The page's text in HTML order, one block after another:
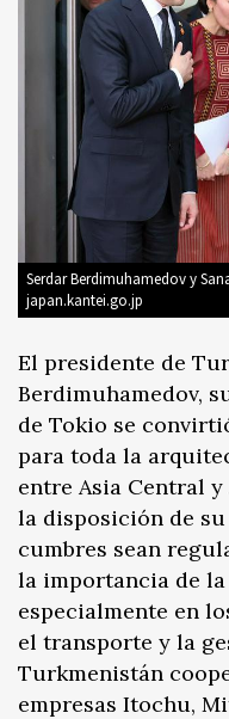
Serdar Berdimuhamedov y
japan.kantei.go.jp
El presidente de
Berdimuhamedov,
de Tokio se
para toda la
entre Asia Central y
la disposición de
cumbres sean
la importancia de
especialmente en
el transporte y la
Turkmenistán
empresas Itochu,